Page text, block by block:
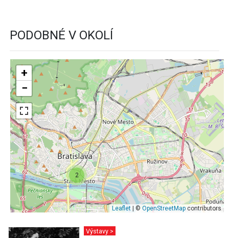
PODOBNÉ V OKOLÍ
2
+
−
Leaflet | © OpenStreetMap contributors
Výstavy >